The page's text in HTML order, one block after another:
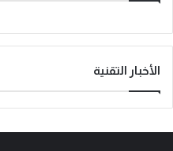
الأخبار التقنية